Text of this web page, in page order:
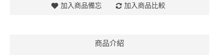
加入商品備忘 加入商品比較
商品介紹